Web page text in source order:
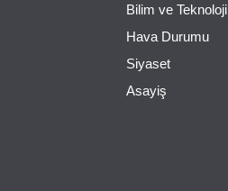
Bilim ve Teknoloji
Hava Durumu
Siyaset
Asayiş